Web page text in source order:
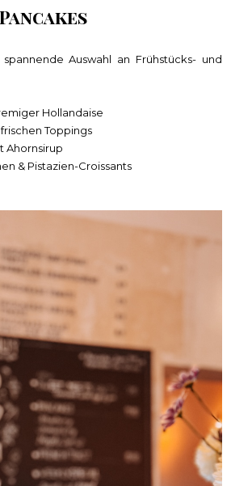
Auswahl an Frühstücks- und
Hollandaise
Toppings
Ahornsirup
& Pistazien-Croissants